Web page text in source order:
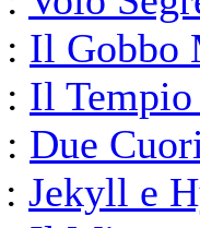
Il Gobbo
Il Tempio
Due
Jekyll e